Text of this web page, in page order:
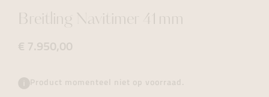
Breitling Navitimer 41mm
€ 7.950,00
Product momenteel niet op voorraad.